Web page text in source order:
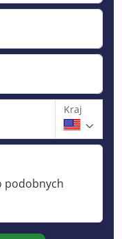
Kraj
podobnych